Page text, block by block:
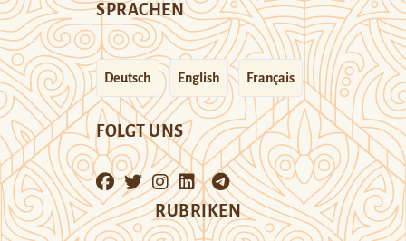
SPRACHEN
Deutsch English Français
FOLGT UNS
RUBRIKEN